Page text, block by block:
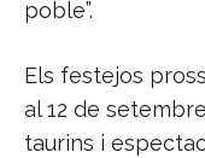
poble”.
Els festejos
al 12 de
taurins i